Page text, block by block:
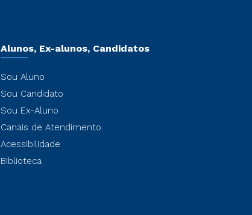
Alunos, Ex-alunos, Candidatos
Sou Aluno
Sou Candidato
Sou Ex-Aluno
Canais de Atendimento
Acessibilidade
Biblioteca